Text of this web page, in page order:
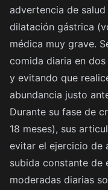
advertencia de
dilatación gástrica
médica muy grave.
comida diaria en
y evitando que
abundancia justo
Durante su fase de
18 meses), sus
evitar el ejercicio de
subida constante de
moderadas diarias